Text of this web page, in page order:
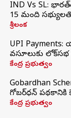
IND Vs SL:
15 మంది సభ్యులతో
శ్రీలంక
UPI Payments:
వసూలుకు
కేంద్ర ప్రభుత్వం
Gobardhan
గోబర్‌ధన్ పథకానికి
కేంద్ర ప్రభుత్వం